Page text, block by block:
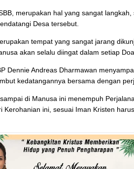
merupakan hal yang sangat
Desa tersebut.
tempat yang sangat jarang
akan selalu diingat dalam setiap
Dennie Andreas Dharmawan
kedatangannya bersama dengan
di Manusa ini menempuh
Kerohanian ini, sesuai Iman Kristen